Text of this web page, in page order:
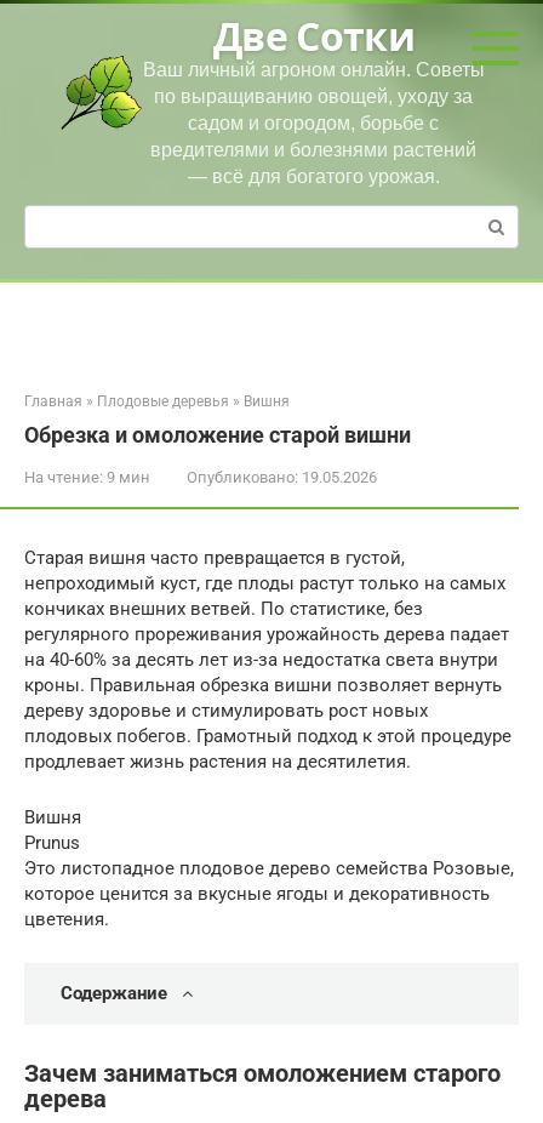
Перейти
Две Сотки
Ваш личный агроном онлайн. Советы
по выращиванию овощей, уходу за
садом и огородом, борьбе с
вредителями и болезнями растений
— всё для богатого урожая.
Поиск:
Главная » Плодовые деревья » Вишня
Обрезка и омоложение старой вишни
На чтение: 9 мин Опубликовано: 19.05.2026
Старая вишня часто превращается в густой,
непроходимый куст, где плоды растут только на самых
кончиках внешних ветвей. По статистике, без
регулярного прореживания урожайность дерева падает
на 40-60% за десять лет из-за недостатка света внутри
кроны. Правильная обрезка вишни позволяет вернуть
дереву здоровье и стимулировать рост новых
плодовых побегов. Грамотный подход к этой процедуре
продлевает жизнь растения на десятилетия.
Вишня
Prunus
Это листопадное плодовое дерево семейства Розовые,
которое ценится за вкусные ягоды и декоративность
цветения.
Содержание
Зачем заниматься омоложением старого
дерева